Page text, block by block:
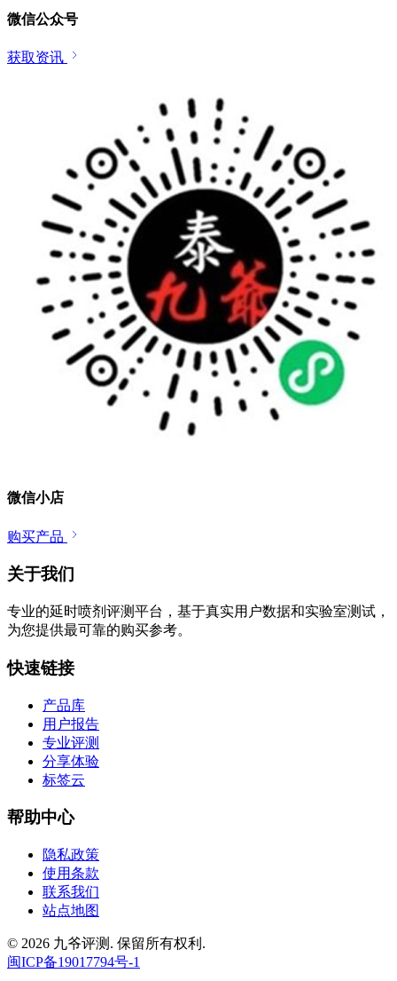
微信公众号
获取资讯
微信小店
购买产品
关于我们
专业的延时喷剂评测平台，基于真实用户数据和实验室测试，
为您提供最可靠的购买参考。
快速链接
产品库
用户报告
专业评测
分享体验
标签云
帮助中心
隐私政策
使用条款
联系我们
站点地图
© 2026 九爷评测. 保留所有权利.
闽ICP备19017794号-1